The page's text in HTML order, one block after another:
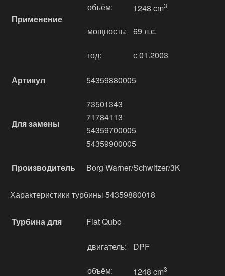
Применение
объём: 1248 cm3
мощность: 69 л.с.
год: с 01.2003
Артикул 54359880005
Для замены
73501343
71784113
54359700005
54359900005
Производитель Borg Warner/Schwitzer/3K
Характеристики турбины 54359880018
Турбина для Fiat Qubo
двигатель: DPF
объём: 1248 cm3